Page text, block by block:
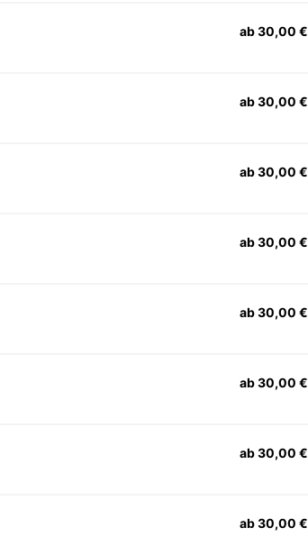
ab 30,00 €
ab 30,00 €
ab 30,00 €
ab 30,00 €
ab 30,00 €
ab 30,00 €
ab 30,00 €
ab 30,00 €